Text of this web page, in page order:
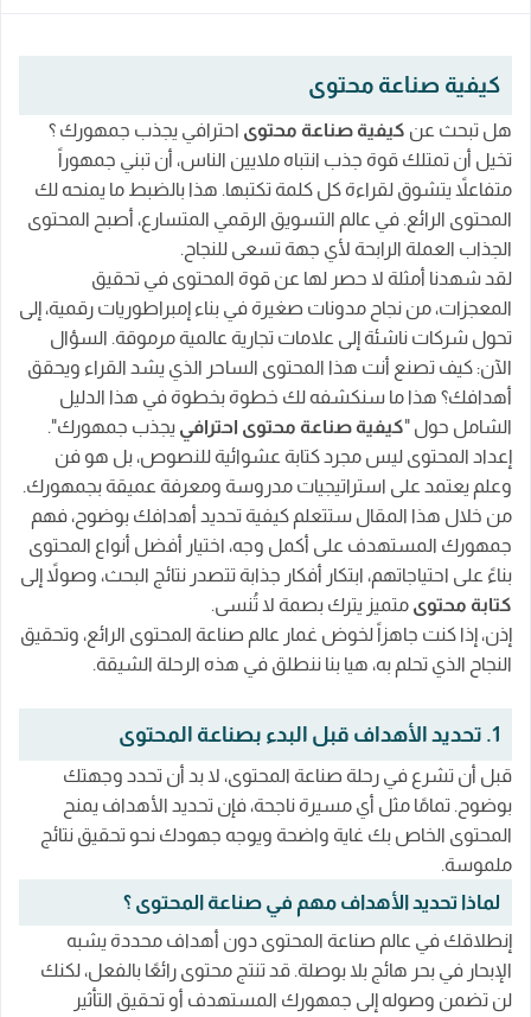
2. معرفة جمهورك لمعرفة كيفية صناعة المحتوى
3. اختيار نوع المحتوى - خطوة مهمة في كيفية صناعة
محتوى
4. ابتكار الأفكار لصناعة محتوى احترافي
5. كتابة محتوى متميز يجذب جمهورك
اختيار قنوات النشر المناسبة:
7. تحليل النتائج والتطوير المستمر - الخطوة المهمة
في كيفية صناعة محتوى
ما هي صناعة المحتوى ؟
لماذا يعتبر المحتوى مهمًا جدًا؟
التأثير الكبير للمحتوى الجذاب على الجمهور
كيفية صناعة محتوى
هل تبحث عن كيفية صناعة محتوى احترافي يجذب جمهورك ؟
تخيل أن تمتلك قوة جذب انتباه ملايين الناس، أن تبني جمهوراً
متفاعلاً يتشوق لقراءة كل كلمة تكتبها. هذا بالضبط ما يمنحه لك
المحتوى الرائع. في عالم التسويق الرقمي المتسارع، أصبح المحتوى
الجذاب العملة الرابحة لأي جهة تسعى للنجاح.
لقد شهدنا أمثلة لا حصر لها عن قوة المحتوى في تحقيق
المعجزات، من نجاح مدونات صغيرة في بناء إمبراطوريات رقمية، إلى
تحول شركات ناشئة إلى علامات تجارية عالمية مرموقة. السؤال
الآن: كيف تصنع أنت هذا المحتوى الساحر الذي يشد القراء ويحقق
أهدافك؟ هذا ما سنكشفه لك خطوة بخطوة في هذا الدليل
الشامل حول "كيفية صناعة محتوى احترافي يجذب جمهورك".
إعداد المحتوى ليس مجرد كتابة عشوائية للنصوص، بل هو فن
وعلم يعتمد على استراتيجيات مدروسة ومعرفة عميقة بجمهورك.
من خلال هذا المقال ستتعلم كيفية تحديد أهدافك بوضوح، فهم
جمهورك المستهدف على أكمل وجه، اختيار أفضل أنواع المحتوى
بناءً على احتياجاتهم، ابتكار أفكار جذابة تتصدر نتائج البحث، وصولاً إلى
كتابة محتوى متميز يترك بصمة لا تُنسى.
إذن، إذا كنت جاهزاً لخوض غمار عالم صناعة المحتوى الرائع، وتحقيق
النجاح الذي تحلم به، هيا بنا ننطلق في هذه الرحلة الشيقة.
1. تحديد الأهداف قبل البدء بصناعة المحتوى
قبل أن تشرع في رحلة صناعة المحتوى، لا بد أن تحدد وجهتك
بوضوح. تمامًا مثل أي مسيرة ناجحة، فإن تحديد الأهداف يمنح
المحتوى الخاص بك غاية واضحة ويوجه جهودك نحو تحقيق نتائج
ملموسة.
لماذا تحديد الأهداف مهم في صناعة المحتوى ؟
إنطلاقك في عالم صناعة المحتوى دون أهداف محددة يشبه
الإبحار في بحر هائج بلا بوصلة. قد تنتج محتوى رائعًا بالفعل، لكنك
لن تضمن وصوله إلى جمهورك المستهدف أو تحقيق التأثير